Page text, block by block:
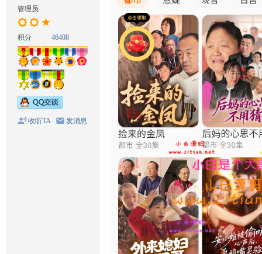
管理员
积分 46408
收听TA 发消息